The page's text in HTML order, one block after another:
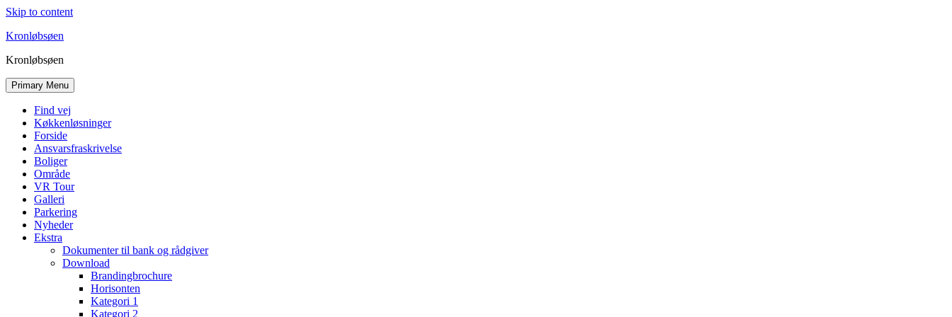
Skip to content
Kronløbsøen
Kronløbsøen
Primary Menu
Find vej
Køkkenløsninger
Forside
Ansvarsfraskrivelse
Boliger
Område
VR Tour
Galleri
Parkering
Nyheder
Ekstra
Dokumenter til bank og rådgiver
Download
Brandingbrochure
Horisonten
Kategori 1
Kategori 2